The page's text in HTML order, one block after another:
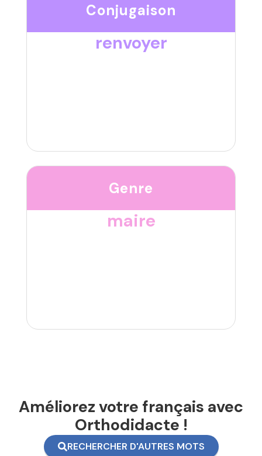
Conjugaison
renvoyer
Genre
maire
Améliorez votre français avec
Orthodidacte !
RECHERCHER D'AUTRES MOTS